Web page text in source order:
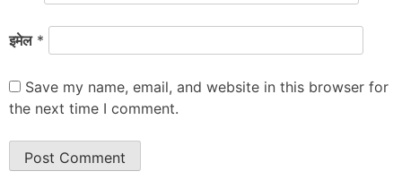
इमेल *
Save my name, email, and website in this browser for
the next time I comment.